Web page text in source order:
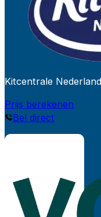
Kitcentrale
Prijs berekenen
Bel direct